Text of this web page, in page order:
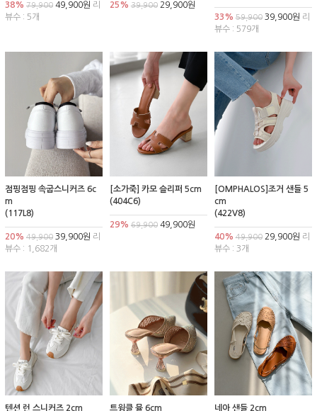
38% 79,900 49,900원 리
뷰수 : 5개
25% 39,90029,900원
33% 59,90039,900원 리
뷰수 : 579개
점핑점핑 속굽스니커즈 6c
m
(117L8)
20% 49,900 39,900원 리
뷰수 : 1,682개
[소가죽] 카모 슬리퍼 5cm
(404C6)
29% 69,90049,900원
[OMPHALOS]조거 샌들 5
cm
(422V8)
40% 49,90029,900원 리
뷰수 : 3개
텐션 런 스니커즈 2cm
트윙클 뮬 6cm
네아 샌들 2cm